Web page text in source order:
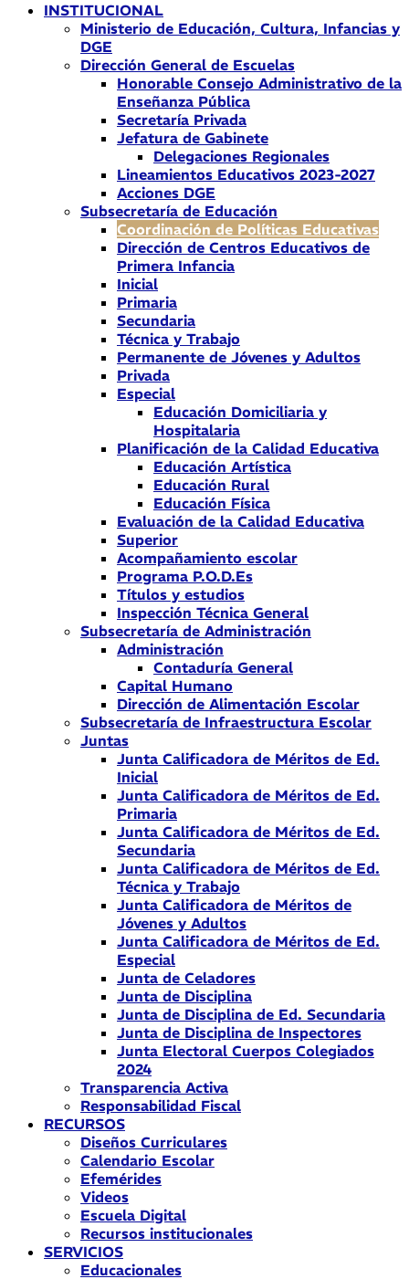
INSTITUCIONAL
Ministerio de Educación, Cultura, Infancias y
DGE
Dirección General de Escuelas
Honorable Consejo Administrativo de la
Enseñanza Pública
Secretaría Privada
Jefatura de Gabinete
Delegaciones Regionales
Lineamientos Educativos 2023-2027
Acciones DGE
Subsecretaría de Educación
Coordinación de Políticas Educativas
Dirección de Centros Educativos de
Primera Infancia
Inicial
Primaria
Secundaria
Técnica y Trabajo
Permanente de Jóvenes y Adultos
Privada
Especial
Educación Domiciliaria y
Hospitalaria
Planificación de la Calidad Educativa
Educación Artística
Educación Rural
Educación Física
Evaluación de la Calidad Educativa
Superior
Acompañamiento escolar
Programa P.O.D.Es
Títulos y estudios
Inspección Técnica General
Subsecretaría de Administración
Administración
Contaduría General
Capital Humano
Dirección de Alimentación Escolar
Subsecretaría de Infraestructura Escolar
Juntas
Junta Calificadora de Méritos de Ed.
Inicial
Junta Calificadora de Méritos de Ed.
Primaria
Junta Calificadora de Méritos de Ed.
Secundaria
Junta Calificadora de Méritos de Ed.
Técnica y Trabajo
Junta Calificadora de Méritos de
Jóvenes y Adultos
Junta Calificadora de Méritos de Ed.
Especial
Junta de Celadores
Junta de Disciplina
Junta de Disciplina de Ed. Secundaria
Junta de Disciplina de Inspectores
Junta Electoral Cuerpos Colegiados
2024
Transparencia Activa
Responsabilidad Fiscal
RECURSOS
Diseños Curriculares
Calendario Escolar
Efemérides
Videos
Escuela Digital
Recursos institucionales
SERVICIOS
Educacionales